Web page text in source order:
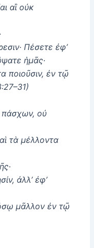
αἳ οὐκ
Πέσετε ἐφ’
ἡμᾶς·
ποιοῦσιν, ἐν τῷ
πάσχων, οὐ
τὰ μέλλοντα
ἀλλ’ ἐφ’
μᾶλλον ἐν τῷ